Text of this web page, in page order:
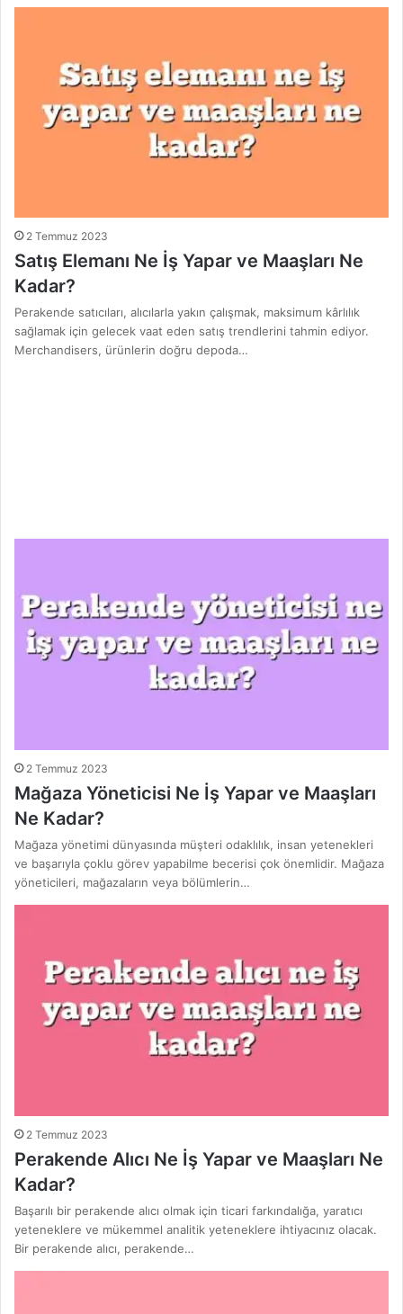
2 Temmuz 2023
Satış Elemanı Ne İş Yapar ve Maaşları Ne
Kadar?
Perakende satıcıları, alıcılarla yakın çalışmak, maksimum kârlılık
sağlamak için gelecek vaat eden satış trendlerini tahmin ediyor.
Merchandisers, ürünlerin doğru depoda…
2 Temmuz 2023
Mağaza Yöneticisi Ne İş Yapar ve Maaşları
Ne Kadar?
Mağaza yönetimi dünyasında müşteri odaklılık, insan yetenekleri
ve başarıyla çoklu görev yapabilme becerisi çok önemlidir. Mağaza
yöneticileri, mağazaların veya bölümlerin…
2 Temmuz 2023
Perakende Alıcı Ne İş Yapar ve Maaşları Ne
Kadar?
Başarılı bir perakende alıcı olmak için ticari farkındalığa, yaratıcı
yeteneklere ve mükemmel analitik yeteneklere ihtiyacınız olacak.
Bir perakende alıcı, perakende…